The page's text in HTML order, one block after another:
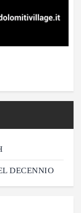
DECENNIO